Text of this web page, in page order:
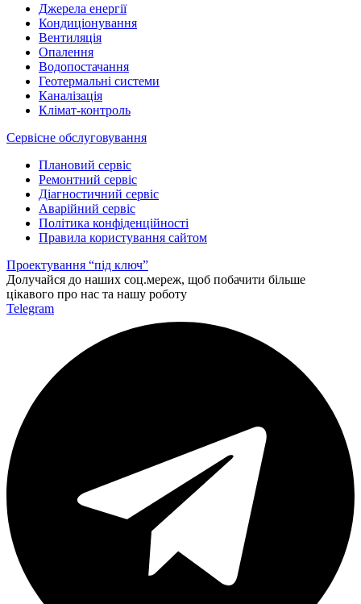
Джерела енергії
Кондиціонування
Вентиляція
Опалення
Водопостачання
Геотермальні системи
Каналізація
Клімат-контроль
Сервісне обслуговування
Плановий сервіс
Ремонтний сервіс
Діагностичний сервіс
Аварійний сервіс
Політика конфіденційності
Правила користування сайтом
Проeктування “під ключ”
Долучайся до наших соц.мереж, щоб побачити більше
цікавого про нас та нашу роботу
Telegram